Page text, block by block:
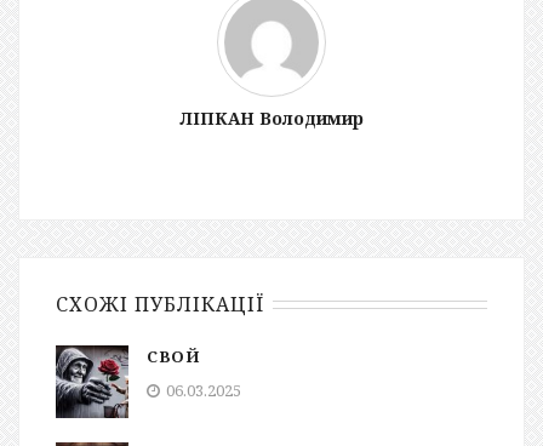
ЛІПКАН Володимир
СХОЖІ ПУБЛІКАЦІЇ
СВОЙ
06.03.2025